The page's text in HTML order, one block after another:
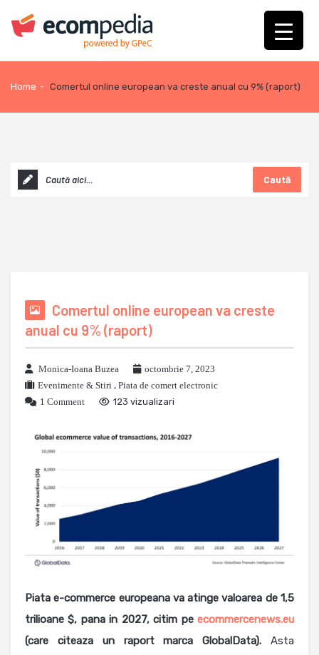
Home - Comertul online european va creste anual cu 9% (raport)
Caută
Comertul online european va creste
anual cu 9% (raport)
Monica-Ioana Buzea
octombrie 7, 2023
Evenimente & Stiri , Piata de comert electronic
1 Comment
123 vizualizari
Piata e-commerce europeana va atinge valoarea de 1,5
trilioane $, pana in 2027, citim pe ecommercenews.eu
(care citeaza un raport marca GlobalData). Asta